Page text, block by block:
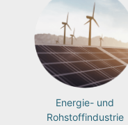
Energie- und
Rohstoffindustrie